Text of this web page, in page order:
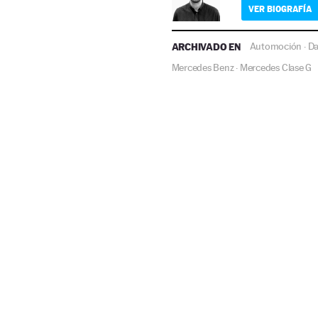
VER BIOGRAFÍA
ARCHIVADO EN Automoción ·
Mercedes Benz· Mercedes Clase G